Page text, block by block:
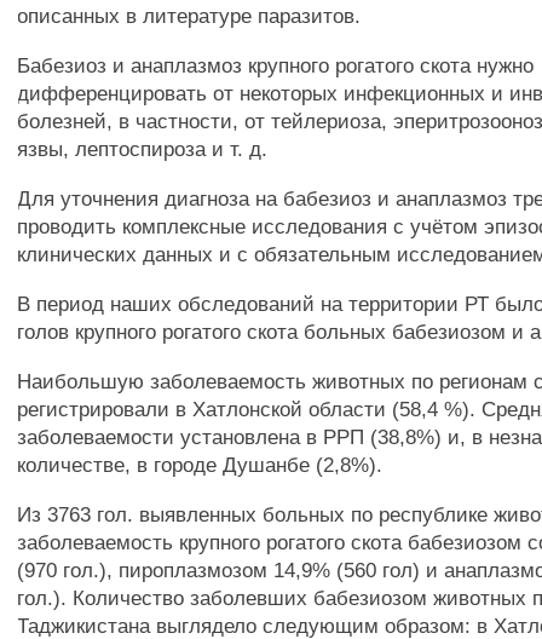
описанных в литературе паразитов.
Бабезиоз и анаплазмоз крупного рогатого скота нужно
дифференцировать от некоторых инфекционных и
болезней, в частности, от тейлериоза,
язвы, лептоспироза и т. д.
Для уточнения диагноза на бабезиоз и анаплазмоз
проводить комплексные исследования с учётом
клинических данных и с обязательным
В период наших обследований на территории РТ
голов крупного рогатого скота больных бабезиозом и
Наибольшую заболеваемость животных по регионам
регистрировали в Хатлонской области (58,4 %).
заболеваемости установлена в РРП (38,8%) и, в
количестве, в городе Душанбе (2,8%).
Из 3763 гол. выявленных больных по республике
заболеваемость крупного рогатого скота бабезиозом
(970 гол.), пироплазмозом 14,9% (560 гол) и
гол.). Количество заболевших бабезиозом животных
Таджикистана выглядело следующим образом: в